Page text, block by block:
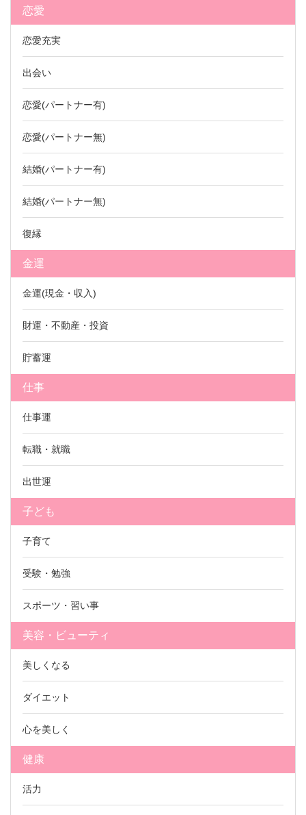
恋愛
恋愛充実
出会い
恋愛(パートナー有)
恋愛(パートナー無)
結婚(パートナー有)
結婚(パートナー無)
復縁
金運
金運(現金・収入)
財運・不動産・投資
貯蓄運
仕事
仕事運
転職・就職
出世運
子ども
子育て
受験・勉強
スポーツ・習い事
美容・ビューティ
美しくなる
ダイエット
心を美しく
健康
活力